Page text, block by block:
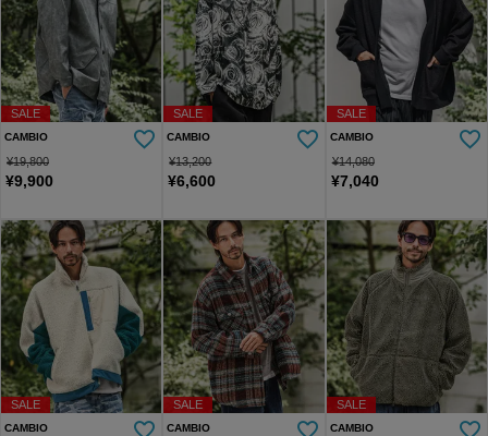
SALE
CAMBIO
¥19,800
¥9,900
SALE
CAMBIO
¥13,200
¥6,600
SALE
CAMBIO
¥14,080
¥7,040
SALE
CAMBIO
SALE
CAMBIO
SALE
CAMBIO